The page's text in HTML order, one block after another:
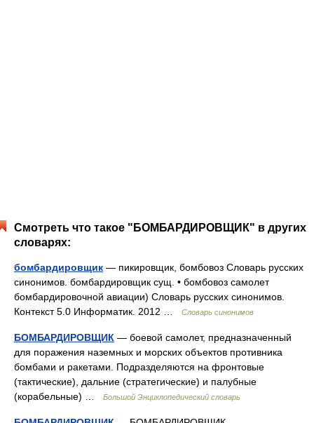
Смотреть что такое "БОМБАРДИРОВЩИК" в других
словарях:
бомбардировщик — пикировщик, бомбовоз Словарь русских
синонимов. бомбардировщик сущ. • бомбовоз самолет
бомбардировочной авиации) Словарь русских синонимов.
Контекст 5.0 Информатик. 2012 …
Словарь синонимов
БОМБАРДИРОВЩИК — боевой самолет, предназначенный
для поражения наземных и морских объектов противника
бомбами и ракетами. Подразделяются на фронтовые
(тактические), дальние (стратегические) и палубные
(корабельные) …
Большой Энциклопедический словарь